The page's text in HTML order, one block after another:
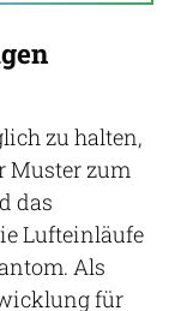
zu halten,
Muster zum
das
Lufteinläufe
Als
für